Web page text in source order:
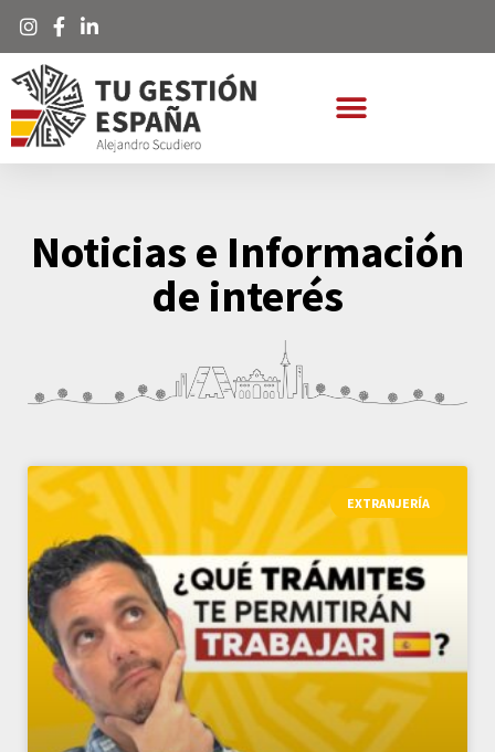
Noticias e Información
de interés
EXTRANJERÍA